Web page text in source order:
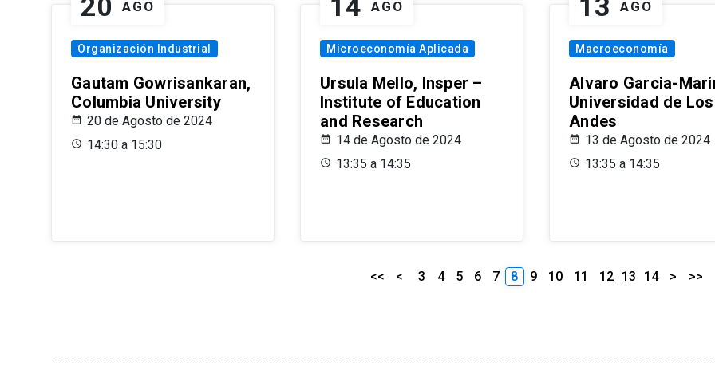
20 AGO
Organización Industrial
Gautam Gowrisankaran,
Columbia University
20 de Agosto de 2024
14:30 a 15:30
14 AGO
Microeconomía Aplicada
Ursula Mello, Insper –
Institute of Education
and Research
14 de Agosto de 2024
13:35 a 14:35
13 AGO
Macroeconomía
Alvaro Garcia-
Universidad de Los
Andes
13 de Agosto de 2024
13:35 a 14:35
<< < 3 4 5 6 7 8 9 10 11 12 13 14 > >>